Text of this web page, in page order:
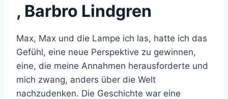
, Barbro Lindgren
Max, Max und die Lampe ich las, hatte ich das
Gefühl, eine neue Perspektive zu gewinnen,
eine, die meine Annahmen herausforderte und
mich zwang, anders über die Welt
nachzudenken. Die Geschichte war eine